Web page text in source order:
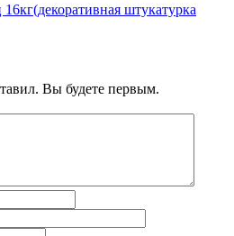
штукатурка
Вы будете первым.